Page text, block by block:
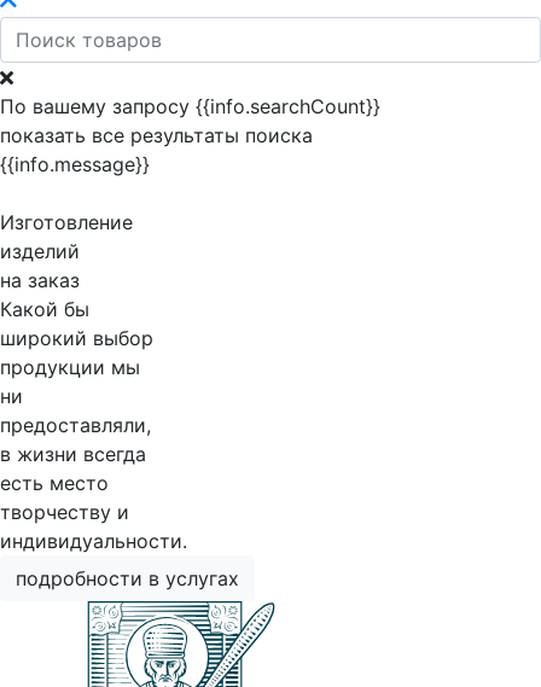
По вашему запросу {{info.searchCount}}
показать все результаты поиска
{{info.message}}
Изготовление
изделий
на заказ
Какой бы
широкий выбор
продукции мы
ни
предоставляли,
в жизни всегда
есть место
творчеству и
индивидуальности.
подробности в услугах